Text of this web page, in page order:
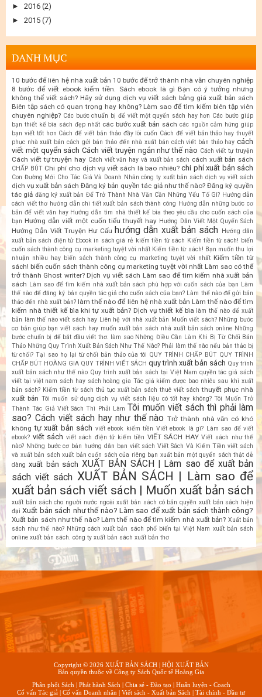
► 2016 (2)
► 2015 (7)
DANH MỤC
10 bước để liên hệ nhà xuất bản 10 bước để trở thành nhà văn chuyên nghiệp
8 bước để viết ebook kiếm tiền. Sách ebook là gì Bạn có ý tưởng nhưng
không thể viết sách? Hãy sử dụng dịch vụ viết sách bảng giá xuất bản sách
Biên tập sách có quan trọng hay không? Làm sao để tìm kiếm biên tập viên
chuyên nghiệp? Các bước chuẩn bị để viết một quyển sách hay hơn Các bước giúp
bạn thiết kế bìa sách đẹp nhất các bước xuất bản sách các nguồn cảm hứng giúp
bạn viết tốt hơn Cách để viết bản thảo đầy lôi cuốn Cách để viết bản thảo hay thuyết
phục nhà xuất bản cách gửi bản thảo đến nhà xuất bản cách viết bản thảo hay cách
viết một quyển sách Cách viết truyện ngắn như thế nào Cách viết tự truyện
Cách viết tự truyện hay Cách viết văn hay và xuất bản sách cách xuất bản sách
CHẤP BÚT Chi phí cho dịch vụ viết sách là bao nhiêu? chi phí xuất bản sách
Con Đường Mới Cho Tác Giả Và Doanh Nhân công ty xuất bản sách dịch vụ viết sách
dịch vụ xuất bản sách Đăng ký bản quyền tác giả như thế nào? Đăng ký quyền
tác giả đăng ký xuất bản Để Trở Thành Nhà Văn Cần Những Yếu Tố Gì? Hướng dẫn
cách viết thơ hướng dẫn chi tiết xuất bản sách thành công Hướng dẫn những bước cơ
bản để viết văn hay Hướng dẫn tìm nhà thiết kế bìa theo yêu cầu cho cuốn sách của
bạn Hướng dẫn viết một cuốn tiểu thuyết hay Hướng Dẫn Viết Một Quyển Sách
Hướng Dẫn Viết Truyện Hư Cấu hướng dẫn xuất bản sách
Hướng dẫn
xuất bản sách điện tử Ebook in sách giá rẻ kiếm tiền từ sách Kiếm tiền từ sách! biến
cuốn sách thành công cụ marketing tuyệt vời nhất Kiếm tiền từ sách! Bạn muốn thu lợi
nhuận nhiều hay biến sách thành công cụ marketing tuyệt vời nhất Kiếm tiền từ
sách! biến cuốn sách thành công cụ marketing tuyệt vời nhất Làm sao có thể
trở thành Ghost writer? Dịch vụ viết sách Làm sao để tìm kiếm nhà xuất bản
sách Làm sao để tìm kiếm nhà xuất bản sách phù hợp với cuốn sách của bạn Làm
thế nào để đăng ký bản quyền tác giả cho cuốn sách của bạn? Làm thế nào để gửi bản
thảo đến nhà xuất bản? làm thế nào để liên hệ nhà xuất bản Làm thế nào để tìm
kiếm nhà thiết kế bìa khi tự xuất bản? Dịch vụ thiết kế bìa làm thế nào để xuất
bản làm thế nào viết sách hay Liên hệ với nhà xuất bản Muốn viết sách? Những bước
cơ bản giúp bạn viết sách hay muốn xuất bản sách nhà xuất bản sách online Những
bước chuẩn bị để bắt đầu viết thơ. làm sao Những Điều Cần Làm Khi Bị Từ Chối Bản
Thảo Những Quy Trình Xuất Bản Sách Như Thế Nào? Phải làm thế nào nếu bản thảo bị
từ chối? Tại sao họ lại từ chối bản thảo của tôi QUY TRÌNH CHẤP BÚT QUY TRÌNH
CHẤP BÚT HOÀNG GIA QUY TRÌNH VIẾT SÁCH quy trình xuất bản sách Quy trình
xuất bản sách như thế nào Quy trình xuất bản sách tại Việt Nam quyền tác giả sách
viết tại việt nam sách hay sách hoàng gia Tác giả kiếm được bao nhiêu sau khi xuất
bản sách? Kiếm tiền từ sách thủ tục xuất bản sách thuê viết sách thuyết phục nhà
xuất bản Tôi muốn sử dụng dịch vụ viết sách liệu có tốt hay không? Tôi Muốn Trở
Thành Tác Giả Viết Sách Thì Phải Làm Tôi muốn viết sách thì phải làm
sao? Cách viết sách hay như thế nào Trở thành nhà văn có khó
không tự xuất bản sách viết ebook kiếm tiền Viết ebook là gì? Làm sao để viết
ebook? viết sách viết sách điện tử kiếm tiền VIẾT SÁCH HAY Viết sách như thế
nào? Những bước cơ bản hướng dẫn bạn viết sách Viết Sách Và Kiếm Tiền viết sách
và xuất bản sách xuất bản cuốn sách của riêng bạn xuất bản một quyển sách thật dễ
dàng xuất bản sách XUẤT BẢN SÁCH | Làm sao để xuất bản
sách viết sách XUẤT BẢN SÁCH | Làm sao để
xuất bản sách viết sách | Muốn xuất bản sách
xuất bản sách cho người nước ngoài xuất bản sách có bản quyền xuất bản sách hiện
đại Xuất bản sách như thế nào? Làm sao để xuất bản sách thành công?
Xuất bản sách như thế nào? Làm thế nào để tìm kiếm nhà xuất bản? Xuất bản
sách như thế nào? Những cách xuất bản sách phổ biến tại Việt Nam xuất bản sách
online xuất bản sách. công ty xuất bản sách xuất bản thơ
Copyright © 2026 XUẤT BẢN SÁCH | HỘI XUẤT BẢN
Bản quyền thuộc về Công ty Sách Quốc tế Hoàng Gia
Phân phối Sách | Phát hành Sách | Chia sẻ - Đào tạo | Huấn luyện - Coach
Cố vấn Tác giả | Cố vấn Doanh nhân | Viết sách - Xuất bản Sách | Tài chính - Đầu tư